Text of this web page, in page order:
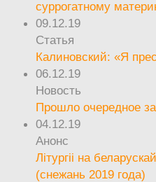
суррогатному
09.12.19
Статья
Калиновский: «Я
06.12.19
Новость
Прошло очередное
04.12.19
Анонс
Літургіі на
(снежань 2019 года)